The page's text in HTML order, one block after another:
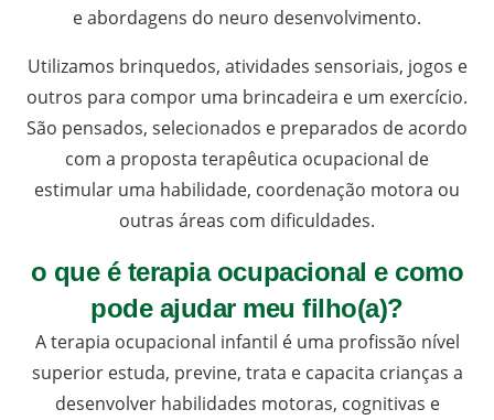
e abordagens do neuro desenvolvimento.
Utilizamos brinquedos, atividades sensoriais, jogos e
outros para compor uma brincadeira e um exercício.
São pensados, selecionados e preparados de acordo
com a proposta terapêutica ocupacional de
estimular uma habilidade, coordenação motora ou
outras áreas com dificuldades.
o que é terapia ocupacional e como
pode ajudar meu filho(a)?
A terapia ocupacional infantil é uma profissão nível
superior estuda, previne, trata e capacita crianças a
desenvolver habilidades motoras, cognitivas e